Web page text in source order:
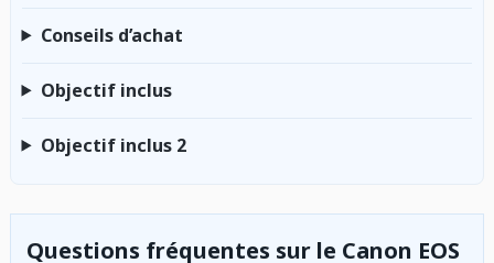
Conseils d’achat
Objectif inclus
Objectif inclus 2
Questions fréquentes sur le Canon EOS